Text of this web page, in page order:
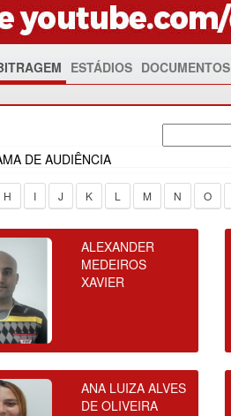
ESTÁDIOS DOCUMENTOS
DE AUDIÊNCIA
H I J K L M N O
ALEXANDER
MEDEIROS
XAVIER
ANA LUIZA ALVES
DE OLIVEIRA